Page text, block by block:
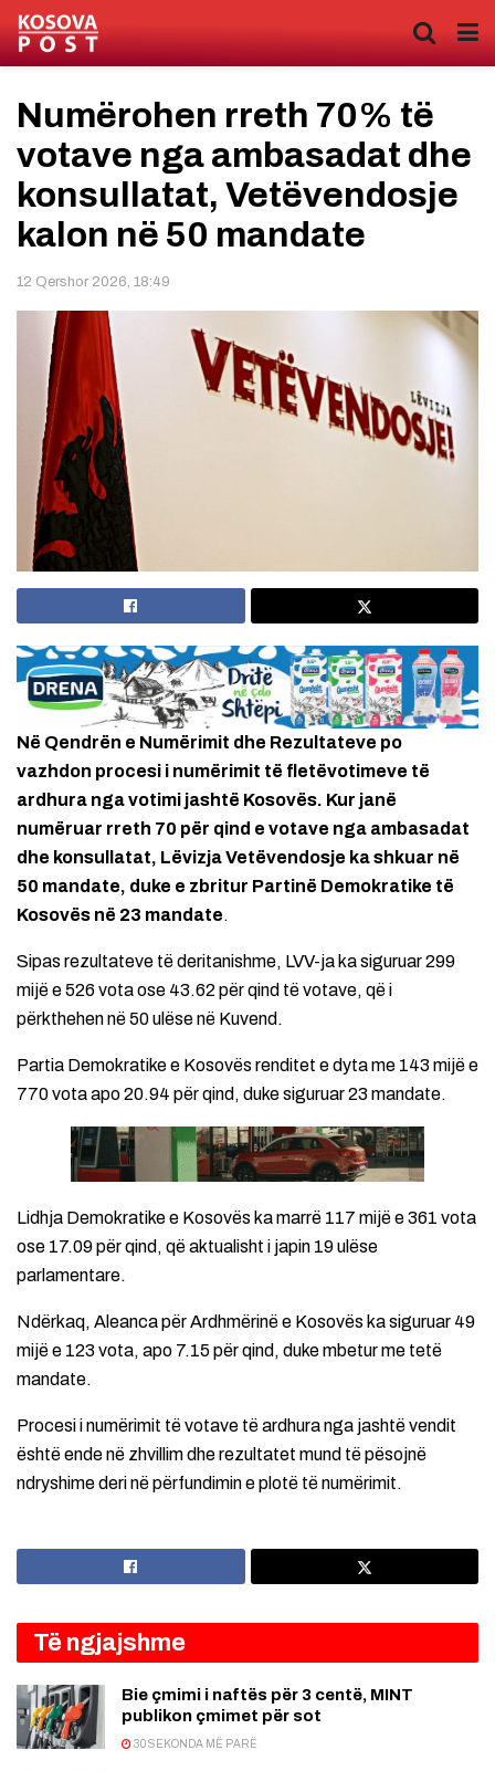
Numërohen rreth 70% të
votave nga ambasadat dhe
konsullatat, Vetëvendosje
kalon në 50 mandate
12 Qershor 2026, 18:49
Në Qendrën e Numërimit dhe Rezultateve po
vazhdon procesi i numërimit të fletëvotimeve të
ardhura nga votimi jashtë Kosovës. Kur janë
numëruar rreth 70 për qind e votave nga ambasadat
dhe konsullatat, Lëvizja Vetëvendosje ka shkuar në
50 mandate, duke e zbritur Partinë Demokratike të
Kosovës në 23 mandate.
Sipas rezultateve të deritanishme, LVV-ja ka siguruar 299
mijë e 526 vota ose 43.62 për qind të votave, që i
përkthehen në 50 ulëse në Kuvend.
Partia Demokratike e Kosovës renditet e dyta me 143 mijë e
770 vota apo 20.94 për qind, duke siguruar 23 mandate.
Lidhja Demokratike e Kosovës ka marrë 117 mijë e 361 vota
ose 17.09 për qind, që aktualisht i japin 19 ulëse
parlamentare.
Ndërkaq, Aleanca për Ardhmërinë e Kosovës ka siguruar 49
mijë e 123 vota, apo 7.15 për qind, duke mbetur me tetë
mandate.
Procesi i numërimit të votave të ardhura nga jashtë vendit
është ende në zhvillim dhe rezultatet mund të pësojnë
ndryshime deri në përfundimin e plotë të numërimit.
Të ngjajshme
Bie çmimi i naftës për 3 centë, MINT
publikon çmimet për sot
30 SEKONDA MË PARË